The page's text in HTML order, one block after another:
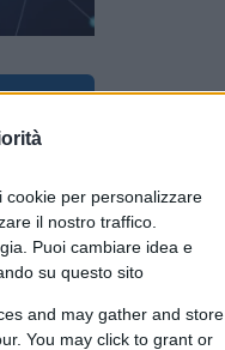
cookie per personalizzare
il nostro traffico.
Puoi cambiare idea e
su questo sito
and may gather and store
You may click to grant or